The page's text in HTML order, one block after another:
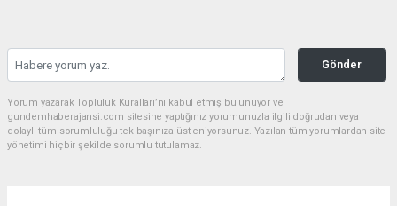
Gönder
Yorum yazarak Topluluk Kuralları’nı kabul etmiş bulunuyor ve
gundemhaberajansi.com sitesine yaptığınız yorumunuzla ilgili doğrudan veya
dolaylı tüm sorumluluğu tek başınıza üstleniyorsunuz. Yazılan tüm yorumlardan site
yönetimi hiçbir şekilde sorumlu tutulamaz.